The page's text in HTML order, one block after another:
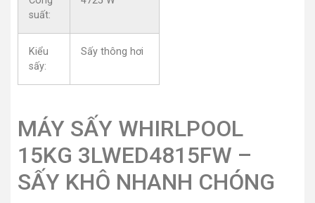
suất:
Kiểu
sấy:
Sấy thông hơi
MÁY SẤY WHIRLPOOL
15KG 3LWED4815FW –
SẤY KHÔ NHANH CHÓNG